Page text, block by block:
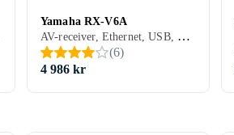
Yamaha RX-V6A
AV-receiver, Ethernet, USB, HDMI, RCA-indgang, Koaksialindgang, Optisk indgang, Phono-indgang, Pre-out, 2, Apple AirPlay, Spotify Connect, Tidal, Deezer, MusicCast, Apple AirPlay 2, Amazon Music, Bluetooth, Understøttelse af internetradio, Fjernbetjening, Indbygget Wi-Fi, Appstyring, Multizone (lyd/video flere rum), Bi-amping
(6)
4 986 kr